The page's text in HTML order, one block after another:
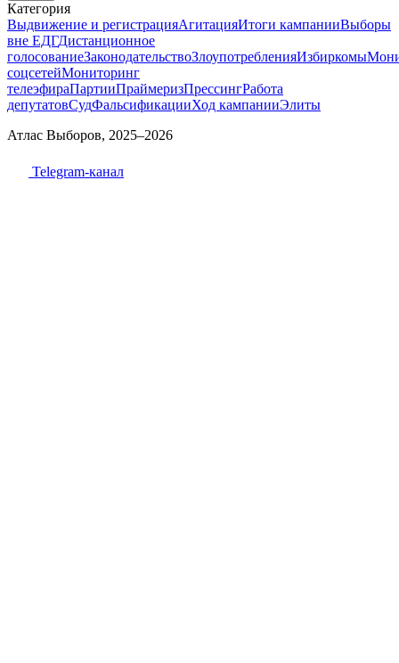
Категория
Выдвижение и регистрацияАгитацияИтоги кампанииВыборы
вне ЕДГДистанционное
голосованиеЗаконодательствоЗлоупотребленияИзбиркомы
соцсетейМониторинг
телеэфираПартииПраймеризПрессингРабота
депутатовСудФальсификацииХод кампанииЭлиты
Атлас Выборов, 2025–2026
Telegram-канал